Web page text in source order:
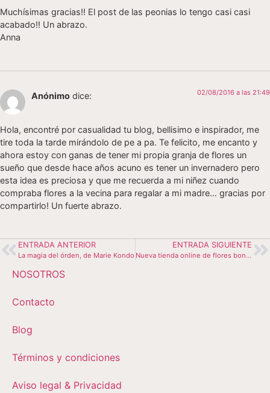
Muchísimas gracias!! El post de las peonias lo tengo casi casi
acabado!! Un abrazo.
Anna
Anónimo dice: 02/08/2016 a las 21:49
Hola, encontré por casualidad tu blog, bellisimo e inspirador, me
tire toda la tarde mirándolo de pe a pa. Te felicito, me encanto y
ahora estoy con ganas de tener mi propia granja de flores un
sueño que desde hace años acuno es tener un invernadero pero
esta idea es preciosa y que me recuerda a mi niñez cuando
compraba flores a la vecina para regalar a mi madre… gracias por
compartirlo! Un fuerte abrazo.
ENTRADA ANTERIOR
La magia del órden, de Marie Kondo
ENTRADA SIGUIENTE
Nueva tienda online de flores bonitas.
NOSOTROS
Contacto
Blog
Términos y condiciones
Aviso legal & Privacidad